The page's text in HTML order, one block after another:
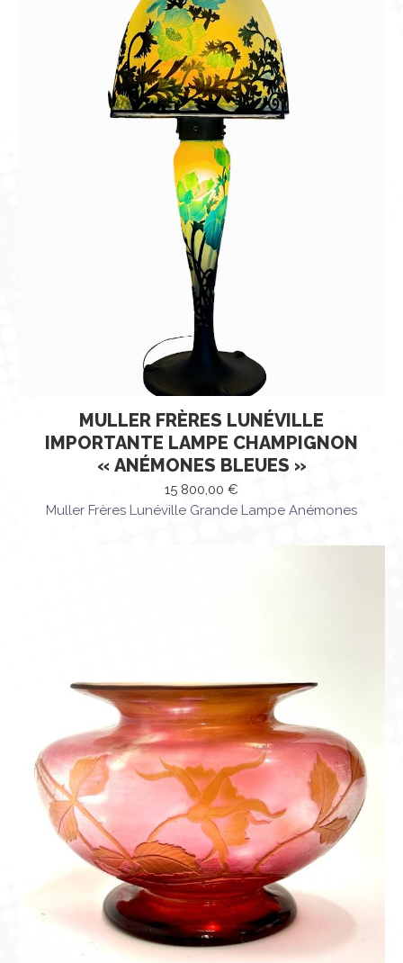
MULLER FRÈRES LUNÉVILLE
IMPORTANTE LAMPE CHAMPIGNON
« ANÉMONES BLEUES »
15 800,00 €
Muller Frères Lunéville Grande Lampe Anémones